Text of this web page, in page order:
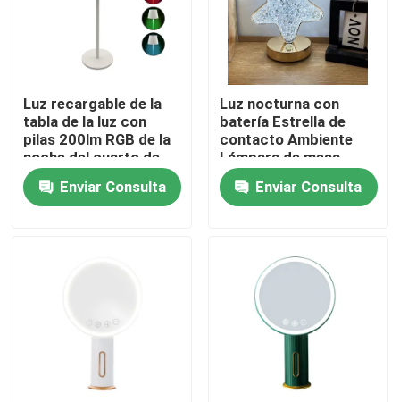
Viaje de la fábrica
Control de calidad
éntrenos en contacto con
Luces portátiles del trabajo del LED
Luz recargable del trabajo del LED
Luz del trabajo del PDA LED
Luz recargable de la
tabla de la luz con
pilas 200lm RGB de la
noche del cuarto de
niños
Enviar Consulta
Luz nocturna con
batería Estrella de
contacto Ambiente
Lámpara de mesa
recargable 3.7V
1200mAEnviar Consulta